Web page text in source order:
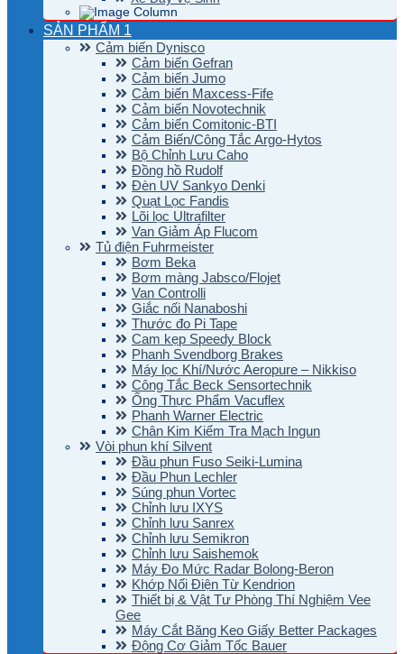
SẢN PHẨM 1
Cảm biến Dynisco
Cảm biến Gefran
Cảm biến Jumo
Cảm biến Maxcess-Fife
Cảm biến Novotechnik
Cảm biến Comitonic-BTI
Cảm Biến/Công Tắc Argo-Hytos
Bộ Chỉnh Lưu Caho
Đồng hồ Rudolf
Đèn UV Sankyo Denki
Quạt Lọc Fandis
Lõi lọc Ultrafilter
Van Giảm Áp Flucom
Tủ điện Fuhrmeister
Bơm Beka
Bơm màng Jabsco/Flojet
Van Controlli
Giắc nối Nanaboshi
Thước đo Pi Tape
Cam kẹp Speedy Block
Phanh Svendborg Brakes
Máy lọc Khí/Nước Aeropure – Nikkiso
Công Tắc Beck Sensortechnik
Ống Thực Phẩm Vacuflex
Phanh Warner Electric
Chân Kim Kiểm Tra Mạch Ingun
Vòi phun khí Silvent
Đầu phun Fuso Seiki-Lumina
Đầu Phun Lechler
Súng phun Vortec
Chỉnh lưu IXYS
Chỉnh lưu Sanrex
Chỉnh lưu Semikron
Chỉnh lưu Saishemok
Máy Đo Mức Radar Bolong-Beron
Khớp Nối Điện Từ Kendrion
Thiết bị & Vật Tư Phòng Thí Nghiệm Vee
Gee
Máy Cắt Băng Keo Giấy Better Packages
Động Cơ Giảm Tốc Bauer